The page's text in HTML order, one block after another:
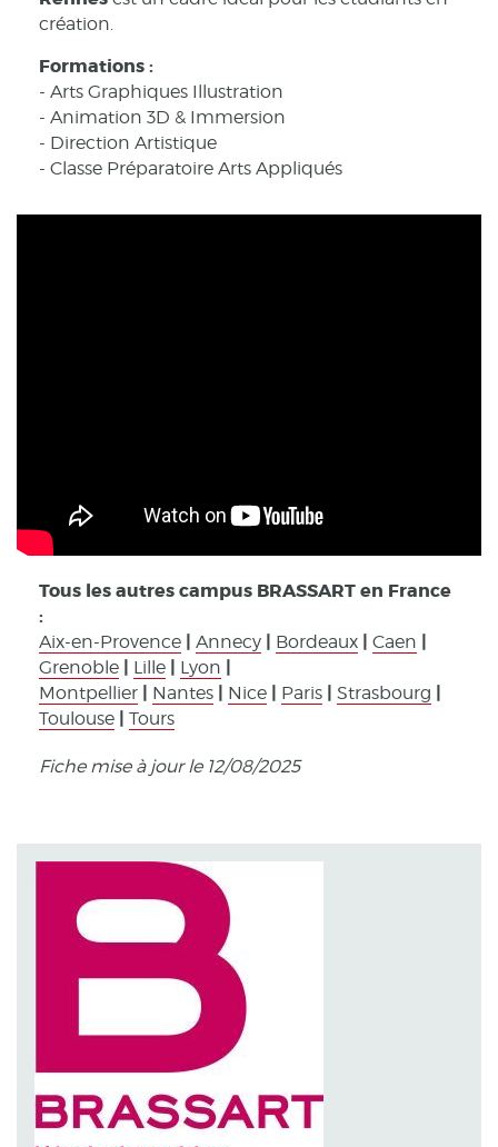
création.
Formations :
- Arts Graphiques Illustration
- Animation 3D & Immersion
- Direction Artistique
- Classe Préparatoire Arts Appliqués
Tous les autres campus BRASSART en France
:
Aix-en-Provence | Annecy | Bordeaux | Caen |
Grenoble | Lille | Lyon |
Montpellier | Nantes | Nice | Paris | Strasbourg |
Toulouse | Tours
Fiche mise à jour le 12/08/2025